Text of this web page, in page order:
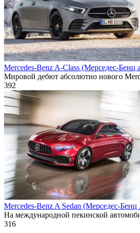
Mercedes-Benz A-Class (Mерседес-Бенц
Мировой дебют абсолютно нового
392
Mercedes-Benz A Sedan (Mерседес-
На международной пекинской
316